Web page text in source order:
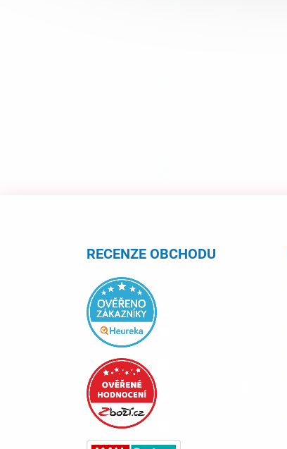
RECENZE OBCHODU